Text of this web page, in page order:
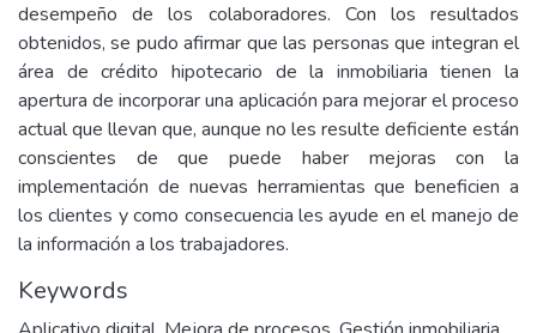
desempeño de los colaboradores. Con los resultados
obtenidos, se pudo afirmar que las personas que integran el
área de crédito hipotecario de la inmobiliaria tienen la
apertura de incorporar una aplicación para mejorar el proceso
actual que llevan que, aunque no les resulte deficiente están
conscientes de que puede haber mejoras con la
implementación de nuevas herramientas que beneficien a
los clientes y como consecuencia les ayude en el manejo de
la información a los trabajadores.
Keywords